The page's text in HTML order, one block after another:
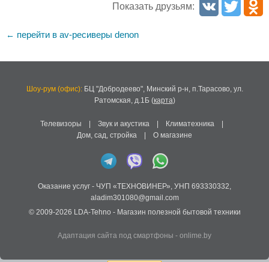
Показать друзьям:
← перейти в av-ресиверы denon
Шоу-рум (офис):БЦ "Добродеево", Минский р-н, п.Тарасово, ул.
Ратомская, д.1Б(карта)
Телевизоры | Звук и акустика | Климатехника |
Дом, сад, стройка | О магазине
Оказание услуг - ЧУП «ТЕХНОВИНЕР» УНП 693330332
aladim301080@gmail.com
© 2009-2026 LDA-Tehno - Магазин полезной бытовой техники
Адаптация сайта под смартфоны - onlime.by